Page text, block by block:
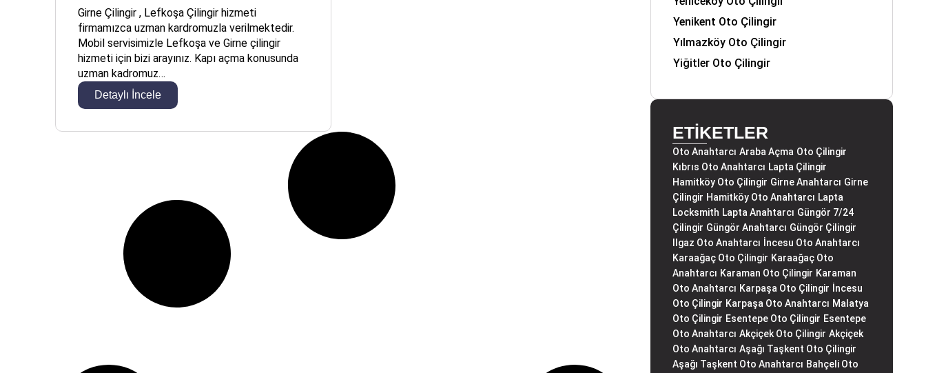
Girne Çilingir , Lefkoşa Çilingir hizmeti
firmamızca uzman kardromuzla verilmektedir.
Mobil servisimizle Lefkoşa ve Girne çilingir
hizmeti için bizi arayınız. Kapı açma konusunda
uzman kadromuz…
Detaylı İncele
Yenikent Oto Çilingir
Yılmazköy Oto Çilingir
Yiğitler Oto Çilingir
ETİKETLER
Oto Anahtarcı Araba Açma Oto Çilingir
Kıbrıs Oto Anahtarcı Lapta Çilingir
Hamitköy Oto Çilingir Girne Anahtarcı Girne
Çilingir Hamitköy Oto Anahtarcı Lapta
Locksmith Lapta Anahtarcı Güngör 7/24
Çilingir Güngör Anahtarcı Güngör Çilingir
Ilgaz Oto Anahtarcı
İncesu Oto Anahtarcı
Karaağaç Oto Çilingir Karaağaç Oto
Anahtarcı Karaman Oto Çilingir Karaman
Oto Anahtarcı Karpaşa Oto Çilingir
İncesu
Oto Çilingir Karpaşa Oto Anahtarcı Malatya
Oto Çilingir Esentepe Oto Çilingir Esentepe
Oto Anahtarcı Akçiçek Oto Çilingir Akçiçek
Oto Anahtarcı Aşağı Taşkent Oto Çilingir
Aşağı Taşkent Oto Anahtarcı Bahçeli Oto